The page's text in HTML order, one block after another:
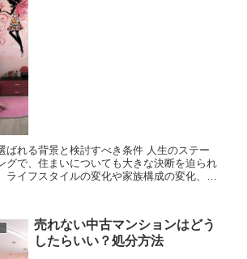
ばれる背景と検討すべき条件 人生のステー
グで、住まいについても大きな決断を迫られ
ライフスタイルの変化や家族構成の変化、あ
売れない中古マンションはどう
したらいい？処分方法